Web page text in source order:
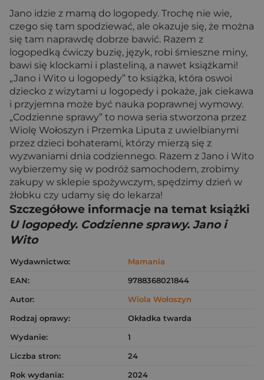
Jano idzie z mamą do logopedy. Trochę nie wie,
czego się tam spodziewać, ale okazuje się, że można
się tam naprawdę dobrze bawić. Razem z
logopedką ćwiczy buzię, język, robi śmieszne miny,
bawi się klockami i plasteliną, a nawet książkami!
„Jano i Wito u logopedy” to książka, która oswoi
dziecko z wizytami u logopedy i pokaże, jak ciekawa
i przyjemna może być nauka poprawnej wymowy.
„Codzienne sprawy” to nowa seria stworzona przez
Wiolę Wołoszyn i Przemka Liputa z uwielbianymi
przez dzieci bohaterami, którzy mierzą się z
wyzwaniami dnia codziennego. Razem z Jano i Wito
wybierzemy się w podróż samochodem, zrobimy
zakupy w sklepie spożywczym, spędzimy dzień w
żłobku czy udamy się do lekarza!
Szczegółowe informacje na temat książki
U logopedy. Codzienne sprawy. Jano i
Wito
Wydawnictwo:
Mamania
EAN:
9788368021844
Autor:
Wiola Wołoszyn
Rodzaj oprawy:
Okładka twarda
Wydanie:
1
Liczba stron:
24
Rok wydania:
2024